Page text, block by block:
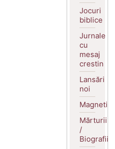
Jocuri
biblice
Jurnale
cu
mesaj
crestin
Lansări
noi
Magneti
Mărturii
/
Biografii